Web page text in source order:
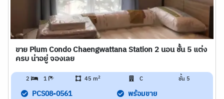
ขาย Plum Condo Chaengwattana Station 2 นอน ชั้น 5 แต่ง
ครบ น่าอยู่ จองเลย
2 1 45 m2 C ชั้น 5
PCS08-0561 พร้อมขาย